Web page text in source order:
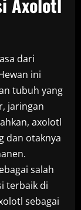
dari
ini
tubuh yang
jaringan
axolotl
dan otaknya
salah
terbaik di
sebagai